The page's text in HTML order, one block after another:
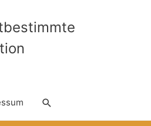
Suche